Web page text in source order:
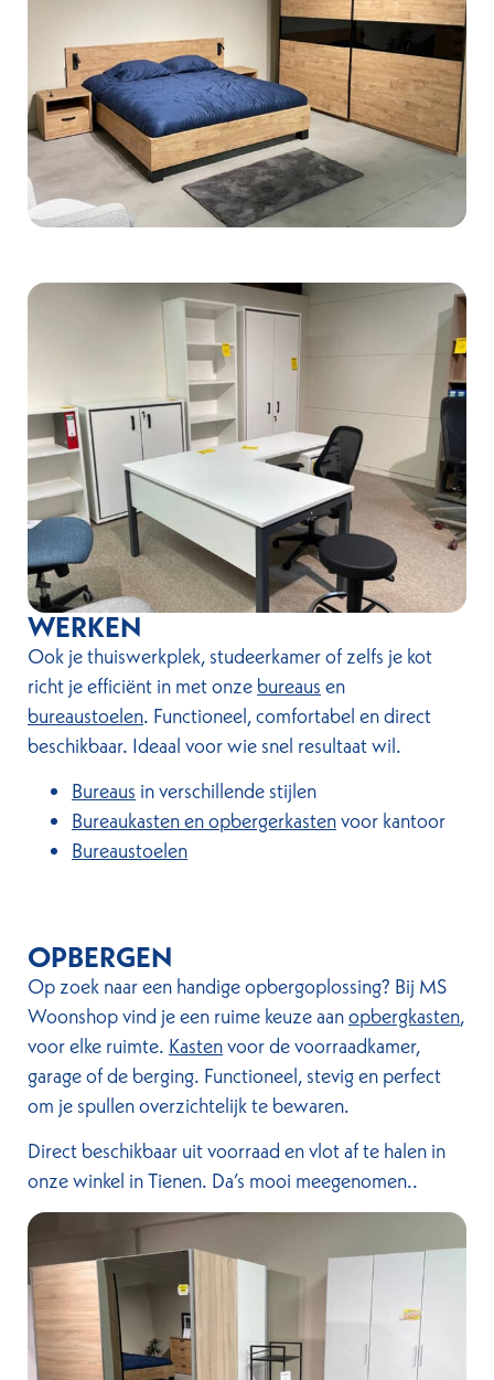
WERKEN
Ook je thuiswerkplek, studeerkamer of zelfs je kot
richt je efficiënt in met onze bureaus en
bureaustoelen. Functioneel, comfortabel en direct
beschikbaar. Ideaal voor wie snel resultaat wil.
Bureaus in verschillende stijlen
Bureaukasten en opbergerkastenvoor kantoor
Bureaustoelen
OPBERGEN
Op zoek naar een handige opbergoplossing? Bij MS
Woonshop vind je een ruime keuze aanopbergkasten,
voor elke ruimte. Kastenvoor de voorraadkamer,
garage of de berging. Functioneel, stevig en perfect
om je spullen overzichtelijk te bewaren.
Direct beschikbaar uit voorraad en vlot af te halen in
onze winkel in Tienen. Da’s mooi meegenomen..